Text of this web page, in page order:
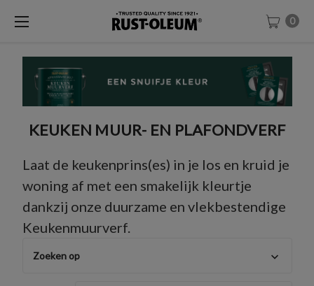
0
KEUKEN MUUR- EN PLAFONDVERF
Laat de keukenprins(es) in je los en kruid je
woning af met een smakelijk kleurtje
dankzij onze duurzame en vlekbestendige
Keukenmuurverf.
Zoeken op